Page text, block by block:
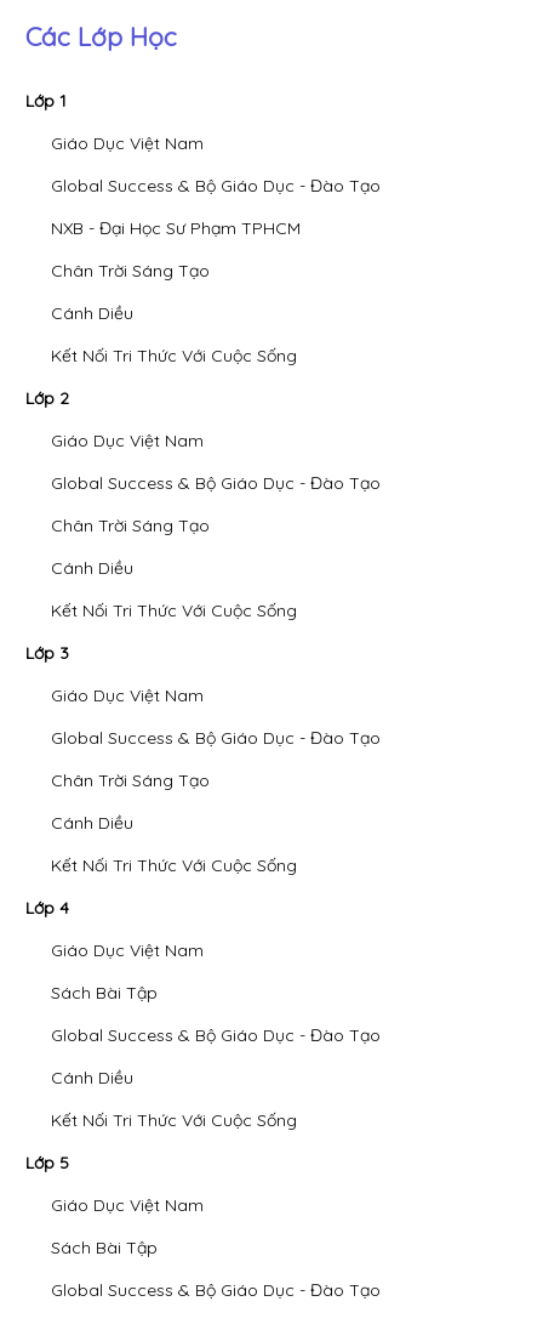
Các Lớp Học
Lớp 1
Giáo Dục Việt Nam
Global Success & Bộ Giáo Dục - Đào Tạo
NXB - Đại Học Sư Phạm TPHCM
Chân Trời Sáng Tạo
Cánh Diều
Kết Nối Tri Thức Với Cuộc Sống
Lớp 2
Giáo Dục Việt Nam
Global Success & Bộ Giáo Dục - Đào Tạo
Chân Trời Sáng Tạo
Cánh Diều
Kết Nối Tri Thức Với Cuộc Sống
Lớp 3
Giáo Dục Việt Nam
Global Success & Bộ Giáo Dục - Đào Tạo
Chân Trời Sáng Tạo
Cánh Diều
Kết Nối Tri Thức Với Cuộc Sống
Lớp 4
Giáo Dục Việt Nam
Sách Bài Tập
Global Success & Bộ Giáo Dục - Đào Tạo
Cánh Diều
Kết Nối Tri Thức Với Cuộc Sống
Lớp 5
Giáo Dục Việt Nam
Sách Bài Tập
Global Success & Bộ Giáo Dục - Đào Tạo